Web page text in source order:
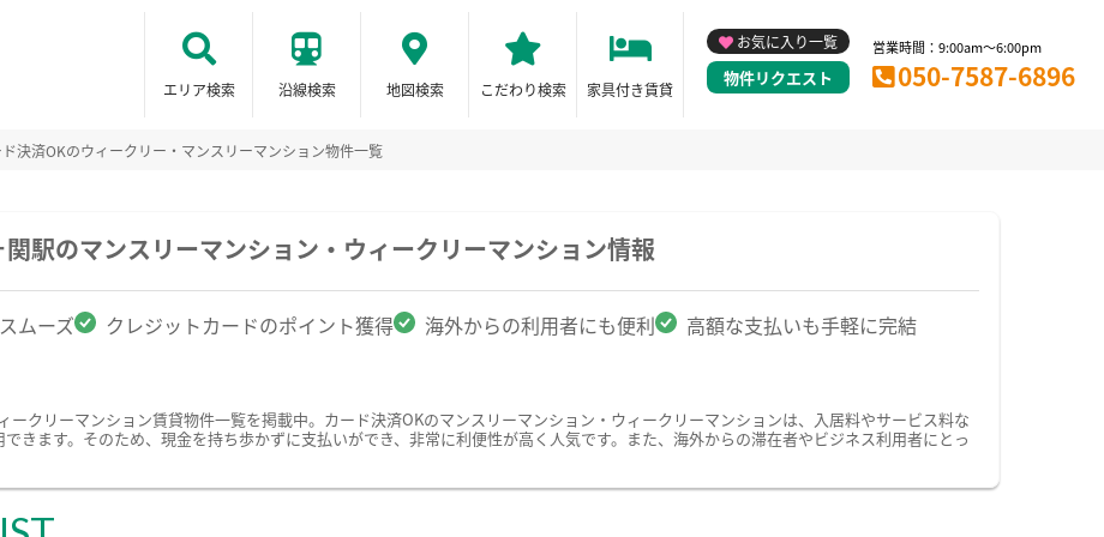
エリア検索 沿線検索 地図検索 こだわり検索 家具付き賃貸
お気に入り一覧
物件リクエスト
営業時間：9:00am～6:00pm
050-7587-6896
決済OKのウィークリー・マンスリーマンション物件一覧
駅のマンスリーマンション・ウィークリーマンション情報
ムーズ クレジットカードのポイント獲得 海外からの利用者にも便利
高額な支払いも手軽に完結
クリーマンション賃貸物件一覧を掲載中。カード決済OKのマンスリーマンション・ウィークリーマンションは、入居料やサービス料な
きます。そのため、現金を持ち歩かずに支払いができ、非常に利便性が高く人気です。また、海外からの滞在者やビジネス利用者にとっ